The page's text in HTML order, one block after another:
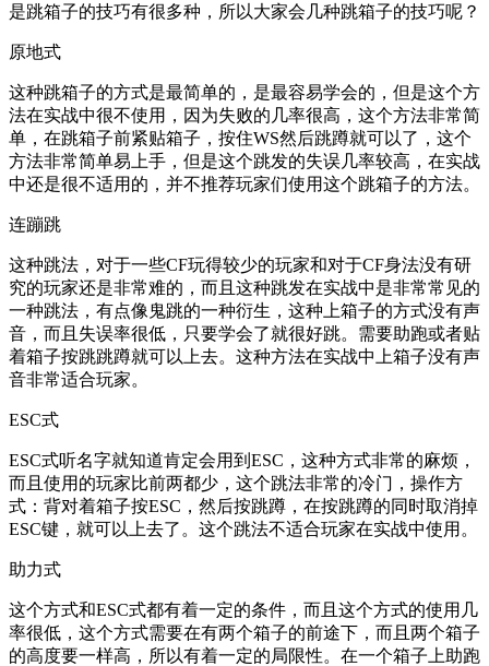
是跳箱子的技巧有很多种，所以大家会几种跳箱子的技巧呢？
原地式
这种跳箱子的方式是最简单的，是最容易学会的，但是这个方
法在实战中很不使用，因为失败的几率很高，这个方法非常简
单，在跳箱子前紧贴箱子，按住WS然后跳蹲就可以了，这个
方法非常简单易上手，但是这个跳发的失误几率较高，在实战
中还是很不适用的，并不推荐玩家们使用这个跳箱子的方法。
连蹦跳
这种跳法，对于一些CF玩得较少的玩家和对于CF身法没有研
究的玩家还是非常难的，而且这种跳发在实战中是非常常见的
一种跳法，有点像鬼跳的一种衍生，这种上箱子的方式没有声
音，而且失误率很低，只要学会了就很好跳。需要助跑或者贴
着箱子按跳跳蹲就可以上去。这种方法在实战中上箱子没有声
音非常适合玩家。
ESC式
ESC式听名字就知道肯定会用到ESC，这种方式非常的麻烦，
而且使用的玩家比前两都少，这个跳法非常的冷门，操作方
式：背对着箱子按ESC，然后按跳蹲，在按跳蹲的同时取消掉
ESC键，就可以上去了。这个跳法不适合玩家在实战中使用。
助力式
这个方式和ESC式都有着一定的条件，而且这个方式的使用几
率很低，这个方式需要在有两个箱子的前途下，而且两个箱子
的高度要一样高，所以有着一定的局限性。在一个箱子上助跑